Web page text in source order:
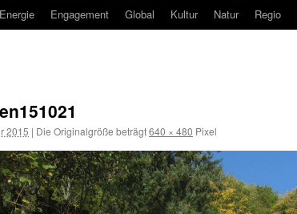
Energie Engagement Global Kultur Natur Regio
2015 | Die Originalgröße beträgt640 × 480 Pixel